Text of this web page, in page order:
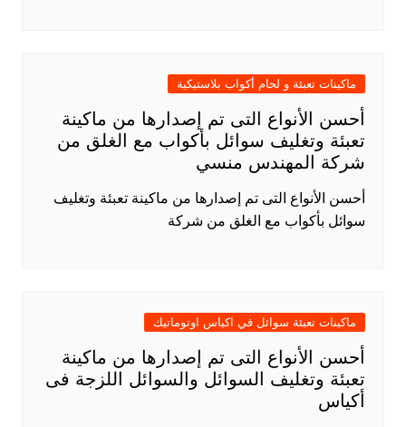
ماكينات تعبئة و لحام أكواب بلاستيكية
أحسن الأنواع التى تم إصدارها من ماكينة
تعبئة وتغليف سوائل بأكواب مع الغلق من
شركة المهندس منسي
أحسن الأنواع التى تم إصدارها من ماكينة تعبئة وتغليف
سوائل بأكواب مع الغلق من شركة
ماكينات تعبئة سوائل في اكياس اوتوماتيك
أحسن الأنواع التى تم إصدارها من ماكينة
تعبئة وتغليف السوائل والسوائل اللزجة فى
أكياس